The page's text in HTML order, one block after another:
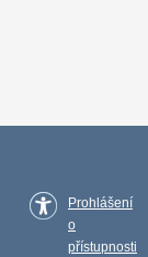
Prohlášení
o
přístupnosti